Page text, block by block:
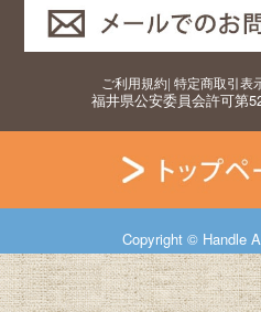
ご利用規約| 特定商取引表
福井県公安委員会許可第
Copyright © Handle